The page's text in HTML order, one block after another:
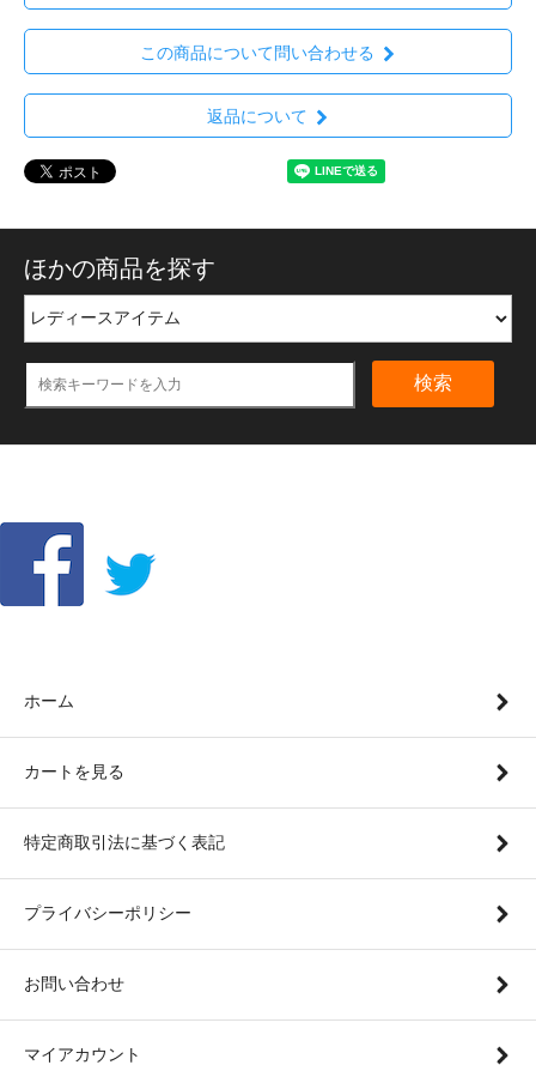
この商品について問い合わせる
返品について
ほかの商品を探す
検索
ホーム
カートを見る
特定商取引法に基づく表記
プライバシーポリシー
お問い合わせ
マイアカウント